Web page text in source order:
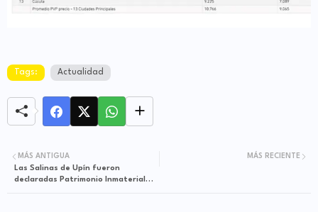
Tags: Actualidad
MÁS RECIENTE
MÁS ANTIGUA
Las Salinas de Upín fueron
declaradas Patrimonio Inmaterial